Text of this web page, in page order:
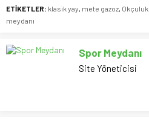
ETİKETLER: klasik yay mete gazoz Okçuluk
meydanı
Spor Meydanı
Site Yöneticisi